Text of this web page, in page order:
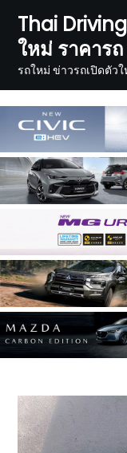
content
Thai
ใหม่ ราคารถ
รถใหม่ ข่าวรถเปิดตัว